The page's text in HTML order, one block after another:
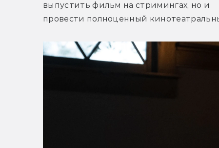
выпустить фильм на стримингах, но и
провести полноценный